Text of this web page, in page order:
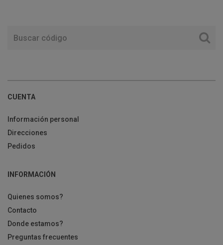
CUENTA
Información personal
Direcciones
Pedidos
INFORMACIÓN
Quienes somos?
Contacto
Donde estamos?
Preguntas frecuentes